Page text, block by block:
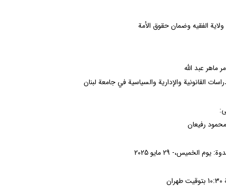
ولاية الفقيه وضمان حقوق الأمة
ماهر عبد الله
القانونية والإدارية والسياسية في جامعة لبنان
رفيعان
يوم الخميس،- 29 مايو 2025